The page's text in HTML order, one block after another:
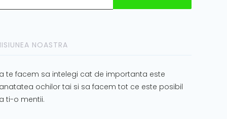
NOASTRA
te facem sa intelegi cat de importanta este
ochilor tai si sa facem tot ce este posibil
ti-o mentii.